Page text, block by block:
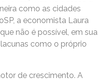
como as cidades
a economista Laura
não é possível, em sua
como o próprio
de crescimento. A